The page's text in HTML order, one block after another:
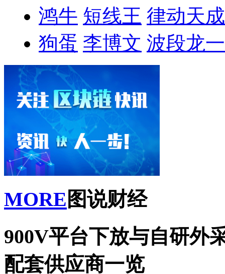
鸿牛 短线王 律动天成
狗蛋 李博文 波段龙一
MORE 图说财经
900V平台下放与自研外
配套供应商一览